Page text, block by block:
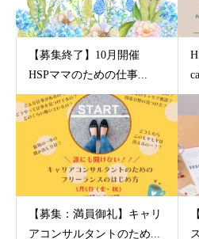
【募集終了】10月開催
HSPママのための仕事...
【募集：満員御礼】キャリ
アコンサルタントのため...